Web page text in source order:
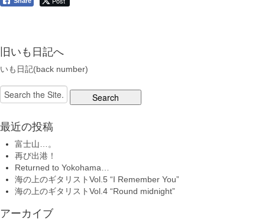
旧いも日記へ
いも日記(back number)
Search
for:
最近の投稿
富士山…。
再び出港！
Returned to Yokohama…
海の上のギタリストVol.5 “I Remember You”
海の上のギタリストVol.4 “Round midnight”
アーカイブ